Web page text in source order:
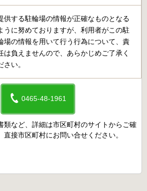
供する駐輪場の情報が正確なものとなる
うに努めておりますが、利用者がこの駐
場の情報を用いて行う行為について、責
は負えませんので、あらかじめご了承く
さい。
0465-48-1961
類など、詳細は市区町村のサイトからご確
接市区町村にお問い合せください。